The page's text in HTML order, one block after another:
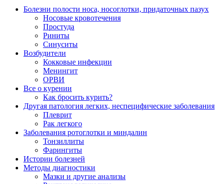
Болезни полости носа, носоглотки, придаточных пазух
Носовые кровотечения
Простуда
Риниты
Синуситы
Возбудители
Кокковые инфекции
Менингит
ОРВИ
Все о курении
Как бросить курить?
Другая патология легких, неспецифические заболевания
Плеврит
Рак легкого
Заболевания ротоглотки и миндалин
Тонзиллиты
Фарингиты
Истории болезней
Методы диагностики
Мазки и другие анализы